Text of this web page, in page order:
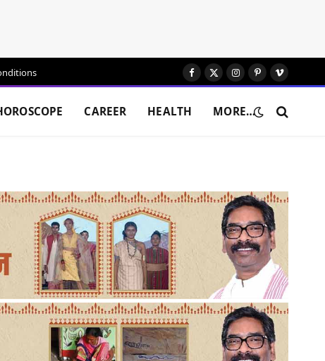
Facebook
X
Instagram
Pinterest
Vimeo
CAREER HEALTH MORE…